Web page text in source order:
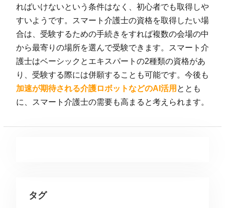
ればいけないという条件はなく、初心者でも取得しや
すいようです。スマート介護士の資格を取得したい場
合は、受験するための手続きをすれば複数の会場の中
から最寄りの場所を選んで受験できます。スマート介
護士はベーシックとエキスパートの2種類の資格があ
り、受験する際には併願することも可能です。今後も
加速が期待される介護ロボットなどのAI活用 ととも
に、スマート介護士の需要も高まると考えられます。
タグ